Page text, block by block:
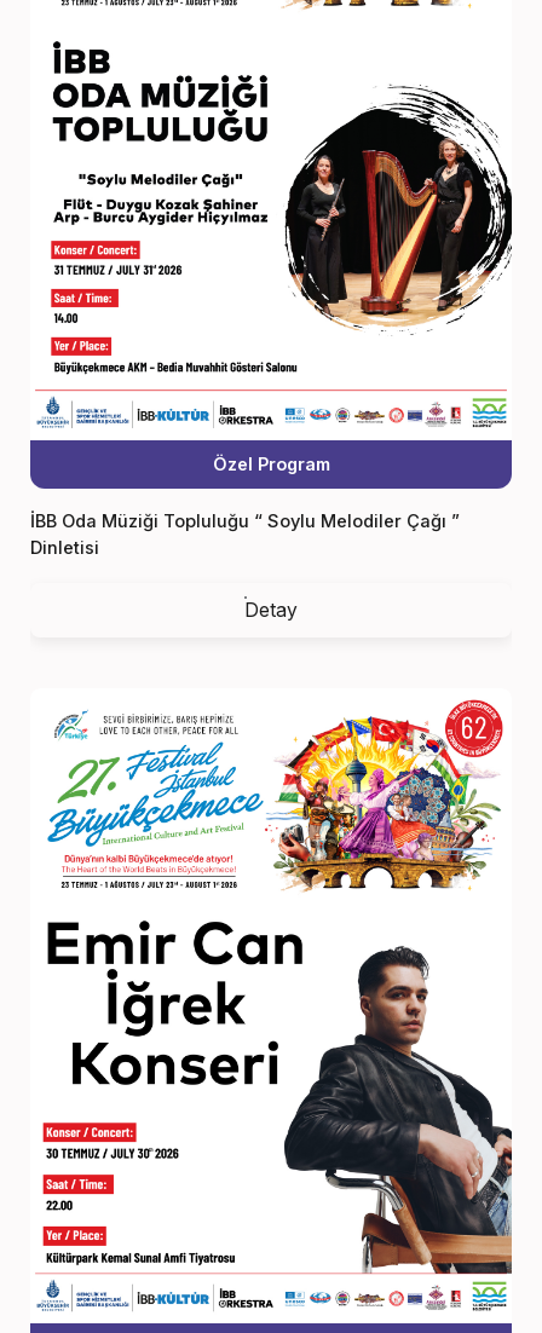
Özel Program
İBB Oda Müziği Topluluğu “ Soylu Melodiler Çağı ”
Dinletisi
Detay